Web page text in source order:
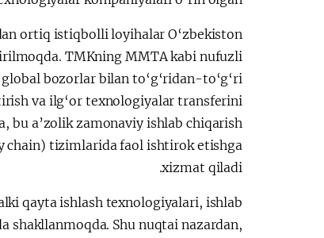
ortiq istiqbolli loyihalar O‘zbekiston
TMKning MMTA kabi nufuzli
bozorlar bilan to‘g‘ridan-to‘g‘ri
va ilg‘or texnologiyalar transferini
bu a’zolik zamonaviy ishlab chiqarish
chain) tizimlarida faol ishtirok etishga
xizmat qiladi.
qayta ishlash texnologiyalari, ishlab
shakllanmoqda. Shu nuqtai nazardan,